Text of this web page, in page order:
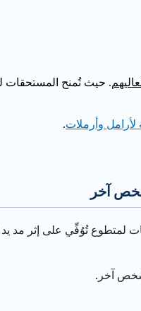
. حيث تُمنح المستحقات
لأرامل وأرملات.
آخر
لمتطوع تُوُفِّي على إثر
شخص آخر.